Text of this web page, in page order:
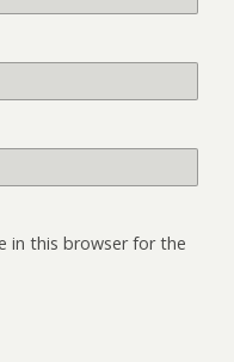
in this browser for the